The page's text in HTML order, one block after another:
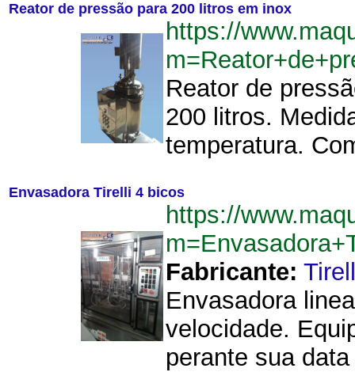
Reator de pressão para 200 litros em inox
https://
Reator de
200 litros.
temperatura.
Envasadora Tirelli 4 bicos
https://
Fabricante:
Envasadora
velocidade.
perante sua